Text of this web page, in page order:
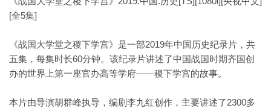
[全5集]
《战国大学堂之稷下学宫》是一部2019年中国历史纪录片，共
五集，每集时长60分钟。该纪录片讲述了中国战国时期齐国创
办的世界上第一座官办高等学府——稷下学宫的故事。
本片由导演胡群峰执导，编剧李九红创作，主要讲述了2300多